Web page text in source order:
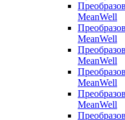
MeanWell
MeanWell
MeanWell
MeanWell
MeanWell